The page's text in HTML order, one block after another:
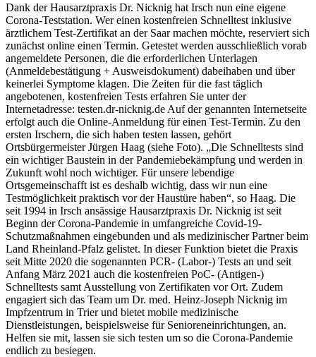
Dank der Hausarztpraxis Dr. Nicknig hat Irsch nun eine eigene
Corona-Teststation. Wer einen kostenfreien Schnelltest inklusive
ärztlichem Test-Zertifikat an der Saar machen möchte, reserviert sich
zunächst online einen Termin. Getestet werden ausschließlich vorab
angemeldete Personen, die die erforderlichen Unterlagen
(Anmeldebestätigung + Ausweisdokument) dabeihaben und über
keinerlei Symptome klagen. Die Zeiten für die fast täglich
angebotenen, kostenfreien Tests erfahren Sie unter der
Internetadresse: testen.dr-nicknig.de Auf der genannten Internetseite
erfolgt auch die Online-Anmeldung für einen Test-Termin. Zu den
ersten Irschern, die sich haben testen lassen, gehört
Ortsbürgermeister Jürgen Haag (siehe Foto). „Die Schnelltests sind
ein wichtiger Baustein in der Pandemiebekämpfung und werden in
Zukunft wohl noch wichtiger. Für unsere lebendige
Ortsgemeinschafft ist es deshalb wichtig, dass wir nun eine
Testmöglichkeit praktisch vor der Haustüre haben“, so Haag. Die
seit 1994 in Irsch ansässige Hausarztpraxis Dr. Nicknig ist seit
Beginn der Corona-Pandemie in umfangreiche Covid-19-
Schutzmaßnahmen eingebunden und als medizinischer Partner beim
Land Rheinland-Pfalz gelistet. In dieser Funktion bietet die Praxis
seit Mitte 2020 die sogenannten PCR- (Labor-) Tests an und seit
Anfang März 2021 auch die kostenfreien PoC- (Antigen-)
Schnelltests samt Ausstellung von Zertifikaten vor Ort. Zudem
engagiert sich das Team um Dr. med. Heinz-Joseph Nicknig im
Impfzentrum in Trier und bietet mobile medizinische
Dienstleistungen, beispielsweise für Senioreneinrichtungen, an.
Helfen sie mit, lassen sie sich testen um so die Corona-Pandemie
endlich zu besiegen.